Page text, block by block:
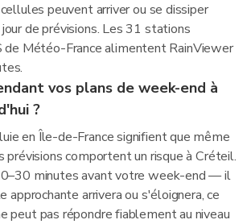
peuvent arriver ou se dissiper
de prévisions. Les 31 stations
Météo-France alimentent RainViewer
vos plans de week-end à
?
en Île-de-France signifient que même
prévisions comportent un risque à Créteil.
minutes avant votre week-end — il
approchante arrivera ou s'éloignera, ce
peut pas répondre fiablement au niveau